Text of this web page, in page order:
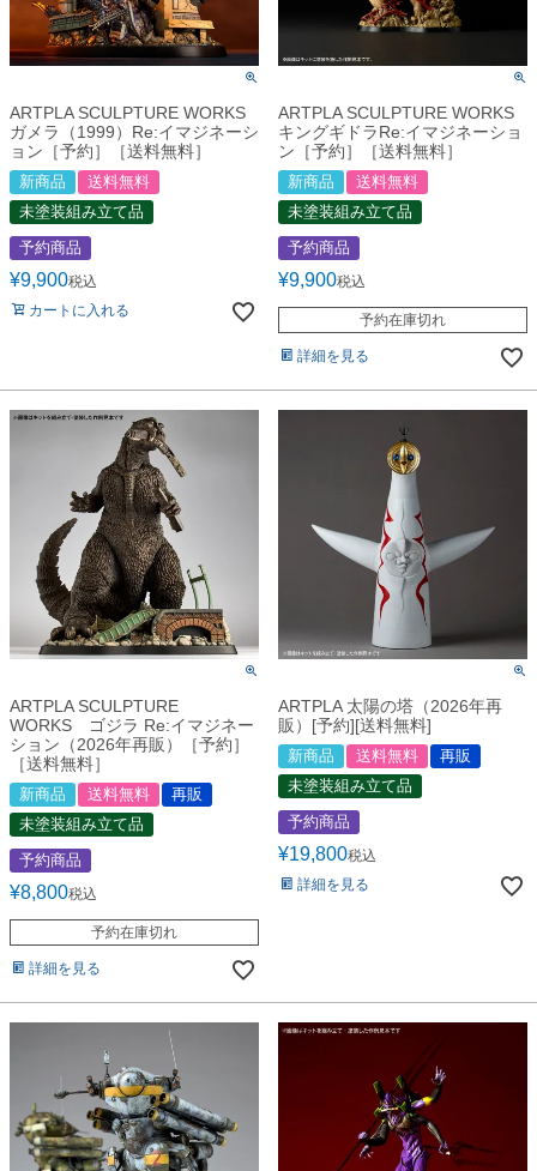
ARTPLA SCULPTURE WORKS
ガメラ（1999）Re:イマジネーシ
ョン［予約］［送料無料］
新商品
送料無料
未塗装組み立て品
予約商品
¥9,900税込
カートに入れる
ARTPLA SCULPTURE WORKS
キングギドラRe:イマジネーショ
ン［予約］［送料無料］
新商品
送料無料
未塗装組み立て品
予約商品
¥9,900税込
予約在庫切れ
詳細を見る
ARTPLA SCULPTURE
WORKS ゴジラ Re:イマジネー
ション（2026年再販）［予約］
［送料無料］
新商品 送料無料
再販
未塗装組み立て品
予約商品
¥8,800税込
予約在庫切れ
詳細を見る
ARTPLA 太陽の塔（2026年再
販）[予約][送料無料]
新商品 送料無料
再販
未塗装組み立て品
予約商品
¥19,800税込
詳細を見る